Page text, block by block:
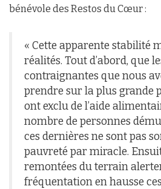
bénévole des Restos du Cœur :
« Cette apparente stabilité
réalités. Tout d’abord, que
contraignantes que nous
prendre sur la plus grande
ont exclu de l’aide
nombre de personnes
ces dernières ne sont pas
pauvreté par miracle.
remontées du terrain
fréquentation en hausse